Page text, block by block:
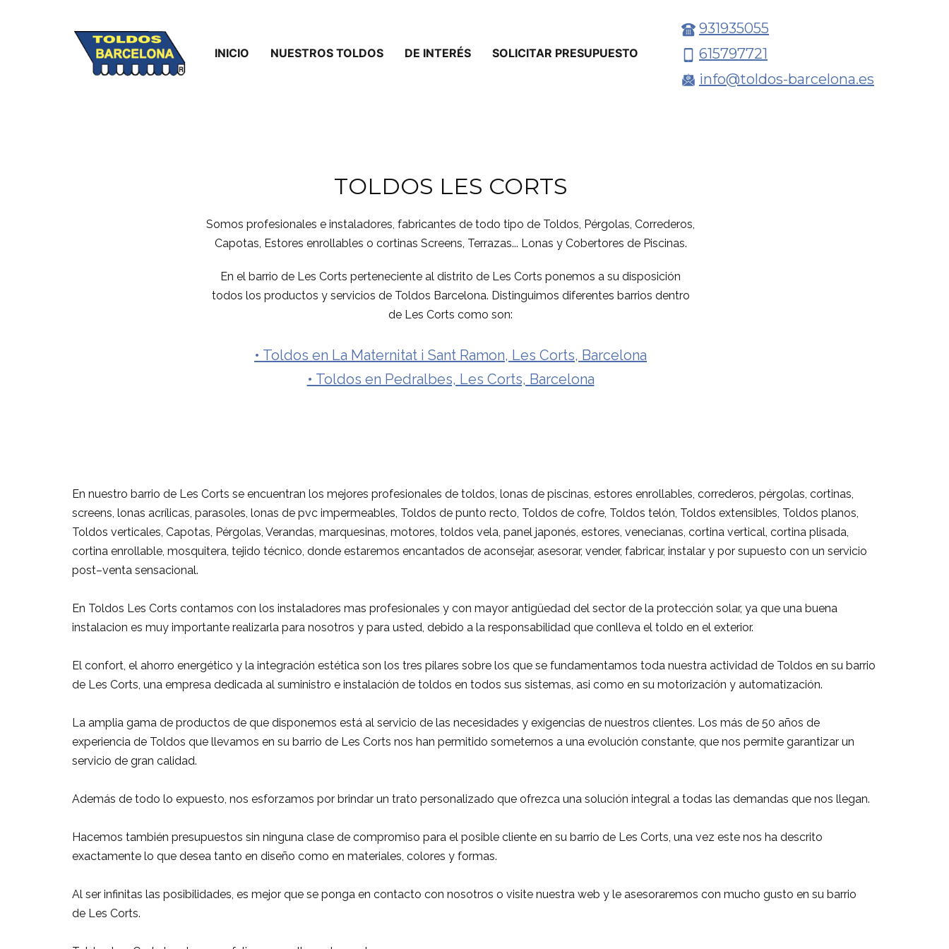
931935055
615797721
info@toldos-barcelona.es
INICIO NUESTROS TOLDOS DE INTERÉS SOLICITAR PRESUPUESTO
TOLDOS LES CORTS
Somos profesionales e instaladores, fabricantes de todo tipo de Toldos, Pérgolas, Correderos,
Capotas, Estores enrollables o cortinas Screens, Terrazas... Lonas y Cobertores de Piscinas.
En el barrio de Les Corts perteneciente al distrito de Les Corts ponemos a su disposición
todos los productos y servicios de Toldos Barcelona. Distinguimos diferentes barrios dentro
de Les Corts como son:
• Toldos en La Maternitat i Sant Ramon, Les Corts, Barcelona
• Toldos en Pedralbes, Les Corts, Barcelona
En nuestro barrio de Les Corts se encuentran los mejores profesionales de toldos, lonas de piscinas, estores enrollables, correderos, pérgolas, cortinas,
screens, lonas acrílicas, parasoles, lonas de pvc impermeables, Toldos de punto recto, Toldos de cofre, Toldos telón, Toldos extensibles, Toldos planos,
Toldos verticales, Capotas, Pérgolas, Verandas, marquesinas, motores, toldos vela, panel japonés, estores, venecianas, cortina vertical, cortina plisada,
cortina enrollable, mosquitera, tejido técnico, donde estaremos encantados de aconsejar, asesorar, vender, fabricar, instalar y por supuesto con un servicio
post–venta sensacional.
En Toldos Les Corts contamos con los instaladores mas profesionales y con mayor antigüedad del sector de la protección solar, ya que una buena
instalacion es muy importante realizarla para nosotros y para usted, debido a la responsabilidad que conlleva el toldo en el exterior.
El confort, el ahorro energético y la integración estética son los tres pilares sobre los que se fundamentamos toda nuestra actividad de Toldos en su barrio
de Les Corts, una empresa dedicada al suministro e instalación de toldos en todos sus sistemas, asi como en su motorización y automatización.
La amplia gama de productos de que disponemos está al servicio de las necesidades y exigencias de nuestros clientes. Los más de 50 años de
experiencia de Toldos que llevamos en su barrio de Les Corts nos han permitido someternos a una evolución constante, que nos permite garantizar un
servicio de gran calidad.
Además de todo lo expuesto, nos esforzamos por brindar un trato personalizado que ofrezca una solución integral a todas las demandas que nos llegan.
Hacemos también presupuestos sin ninguna clase de compromiso para el posible cliente en su barrio de Les Corts, una vez este nos ha descrito
exactamente lo que desea tanto en diseño como en materiales, colores y formas.
Al ser infinitas las posibilidades, es mejor que se ponga en contacto con nosotros o visite nuestra web y le asesoraremos con mucho gusto en su barrio
de Les Corts.